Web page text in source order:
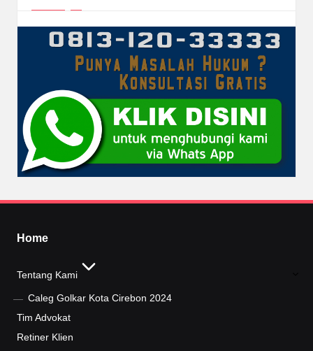
Home
Tentang Kami
Caleg Golkar Kota Cirebon 2024
Tim Advokat
Retiner Klien